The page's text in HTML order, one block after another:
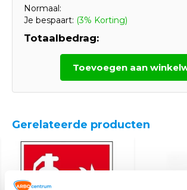
Normaal:
Je bespaart: (3% Korting)
Totaalbedrag:
Toevoegen aan
Gerelateerde producten